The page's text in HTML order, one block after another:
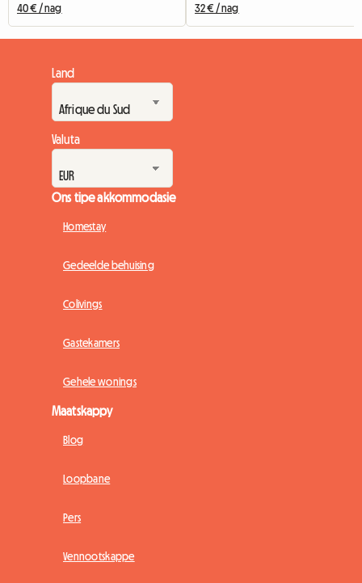
40 € / nag 32 € / nag
Land
Valuta
Ons tipe akkommodasie
Homestay
Gedeelde behuising
Colivings
Gastekamers
Gehele wonings
Maatskappy
Blog
Loopbane
Pers
Vennootskappe